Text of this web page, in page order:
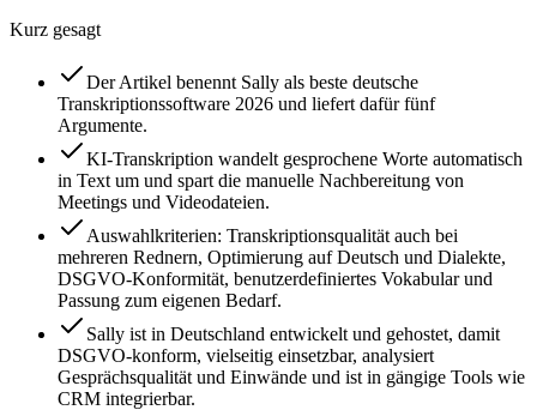
Kurz gesagt
Der Artikel benennt Sally als beste deutsche
Transkriptionssoftware 2026 und liefert dafür fünf
Argumente.
KI-Transkription wandelt gesprochene Worte automatisch
in Text um und spart die manuelle Nachbereitung von
Meetings und Videodateien.
Auswahlkriterien: Transkriptionsqualität auch bei
mehreren Rednern, Optimierung auf Deutsch und Dialekte,
DSGVO-Konformität, benutzerdefiniertes Vokabular und
Passung zum eigenen Bedarf.
Sally ist in Deutschland entwickelt und gehostet, damit
DSGVO-konform, vielseitig einsetzbar, analysiert
Gesprächsqualität und Einwände und ist in gängige Tools wie
CRM integrierbar.